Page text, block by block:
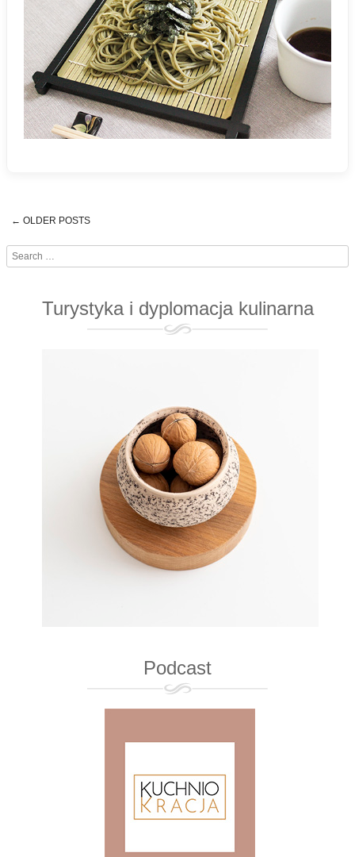
Post navigation
← OLDER POSTS
Search
Turystyka i dyplomacja kulinarna
Podcast